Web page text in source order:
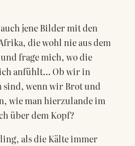
jene Bilder mit den
die wohl nie aus dem
frage mich, wo die
anfühlt… Ob wir in
sind, wenn wir Brot und
wie man hierzulande im
über dem Kopf?
als die Kälte immer